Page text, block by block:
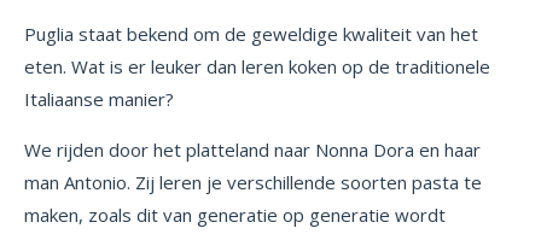
Puglia staat bekend om de geweldige kwaliteit van het
eten. Wat is er leuker dan leren koken op de traditionele
Italiaanse manier?
We rijden door het platteland naar Nonna Dora en haar
man Antonio. Zij leren je verschillende soorten pasta te
maken, zoals dit van generatie op generatie wordt